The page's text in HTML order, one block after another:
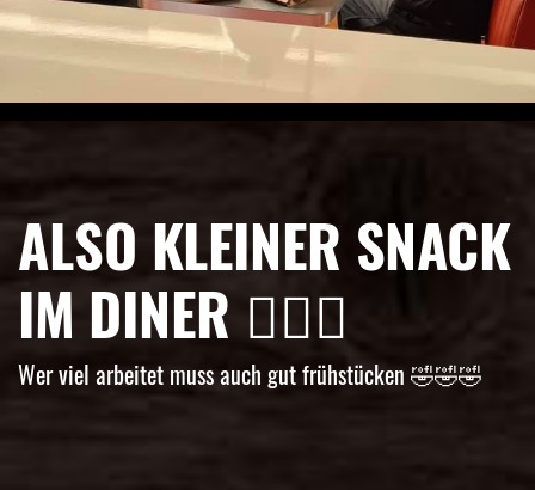
ALSO KLEINER SNACK
IM DINER 👌🏼🤣
Wer viel arbeitet muss auch gut frühstücken 🤣🤣🤣